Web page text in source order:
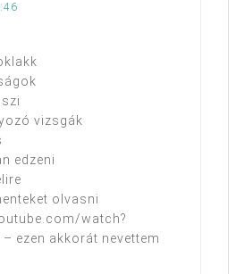
vizsgák
edzeni
olvasni
watch?
– ezen akkorát nevettem